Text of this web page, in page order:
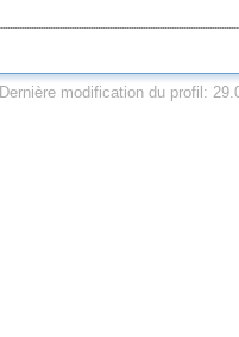
Dernière modification du profil: